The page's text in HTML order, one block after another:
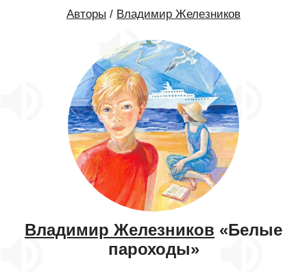
Авторы / Владимир Железников
Владимир Железников «Белые
пароходы»